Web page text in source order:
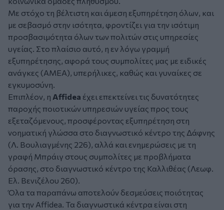
Με στόχο τη βέλτιστη και άμεση εξυπηρέτηση όλων, και
με σεβασμό στην ισότητα, φροντίζει για την ισότιμη
προσβασιμότητα όλων των πολιτών στις υπηρεσίες
υγείας. Στο πλαίσιο αυτό, η εν λόγω γραμμή
εξυπηρέτησης, αφορά τους συμπολίτες μας με ειδικές
ανάγκες (ΑΜΕΑ), υπερήλικες, καθώς και γυναίκες σε
εγκυμοσύνη.
Επιπλέον, η Affidea έχει επεκτείνει τις δυνατότητες
παροχής ποιοτικών υπηρεσιών υγείας προς τους
εξεταζόμενους, προσφέροντας εξυπηρέτηση στη
νοηματική γλώσσα στο διαγνωστικό κέντρο της Δάφνης
(Λ. Βουλιαγμένης 226), αλλά και ενημερώσεις με τη
γραφή Μπράιγ στους συμπολίτες με προβλήματα
όρασης, στο διαγνωστικό κέντρο της Καλλιθέας (Λεωφ.
Ελ. Βενιζέλου 260).
Όλα τα παραπάνω αποτελούν δεσμεύσεις ποιότητας
για την Affidea. Τα διαγνωστικά κέντρα είναι στη